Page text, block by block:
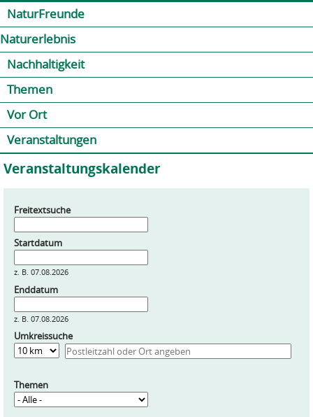
NaturFreunde
Naturerlebnis
Nachhaltigkeit
Themen
Vor Ort
Veranstaltungen
Veranstaltungskalender
Freitextsuche
Startdatum
z. B. 07.08.2026
Enddatum
z. B. 07.08.2026
Umkreissuche
Entfernung
Themen